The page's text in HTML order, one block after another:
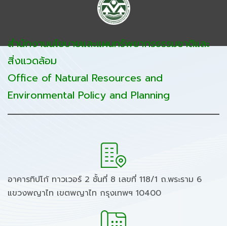
สำนักงานนโยบายและแผนทรัพยากรธรรมชาติและ
สิ่งแวดล้อม
Office of Natural Resources and
Environmental Policy and Planning
อาคารทิปโก้ ทาวเวอร์ 2 ชั้นที่ 8 เลขที่ 118/1 ถ.พระราม 6
แขวงพญาไท เขตพญาไท กรุงเทพฯ 10400